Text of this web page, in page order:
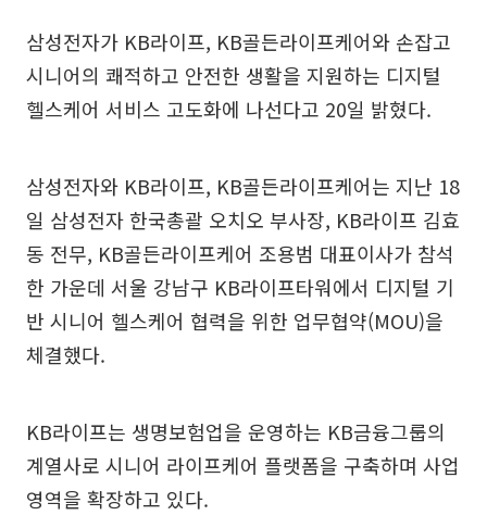
삼성전자가 KB라이프, KB골든라이프케어와 손잡고
시니어의 쾌적하고 안전한 생활을 지원하는 디지털
헬스케어 서비스 고도화에 나선다고 20일 밝혔다.
삼성전자와 KB라이프, KB골든라이프케어는 지난 18
일 삼성전자 한국총괄 오치오 부사장, KB라이프 김효
동 전무, KB골든라이프케어 조용범 대표이사가 참석
한 가운데 서울 강남구 KB라이프타워에서 디지털 기
반 시니어 헬스케어 협력을 위한 업무협약(MOU)을
체결했다.
KB라이프는 생명보험업을 운영하는 KB금융그룹의
계열사로 시니어 라이프케어 플랫폼을 구축하며 사업
영역을 확장하고 있다.